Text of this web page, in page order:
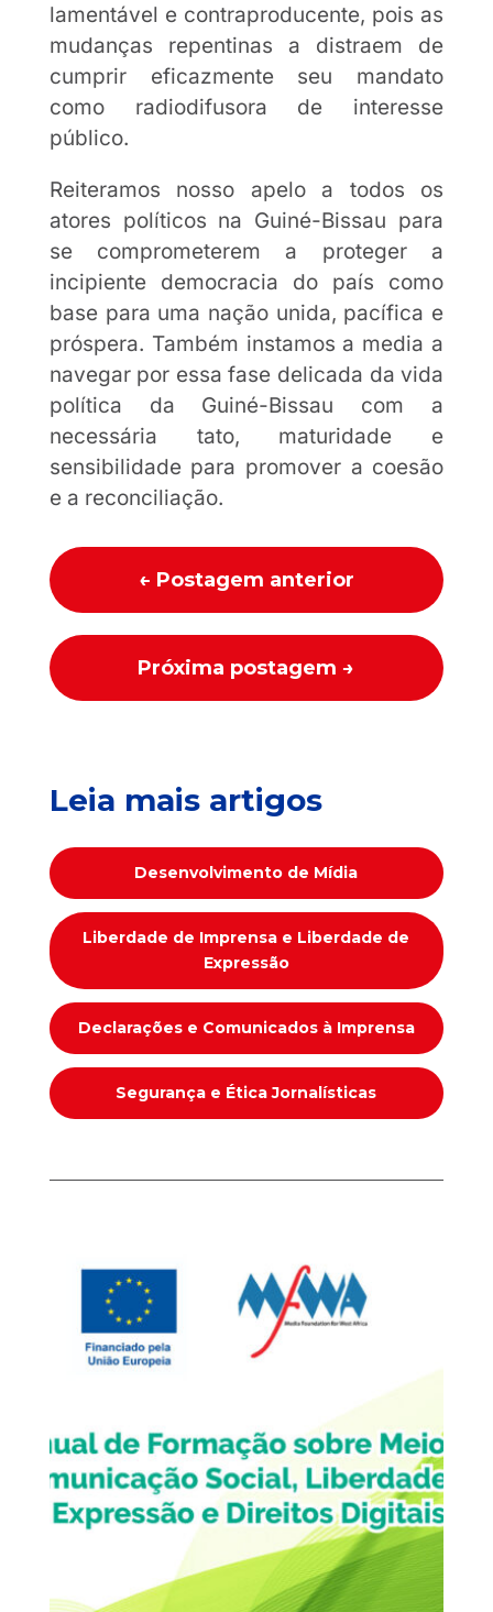
lamentável e contraproducente, pois as
mudanças repentinas a distraem de
cumprir eficazmente seu mandato
como radiodifusora de interesse
público.
Reiteramos nosso apelo a todos os
atores políticos na Guiné-Bissau para
se comprometerem a proteger a
incipiente democracia do país como
base para uma nação unida, pacífica e
próspera. Também instamos a media a
navegar por essa fase delicada da vida
política da Guiné-Bissau com a
necessária tato, maturidade e
sensibilidade para promover a coesão
e a reconciliação.
← Postagem anterior
Próxima postagem →
Leia mais artigos
Desenvolvimento de Mídia
Liberdade de Imprensa e Liberdade de
Expressão
Declarações e Comunicados à Imprensa
Segurança e Ética Jornalísticas